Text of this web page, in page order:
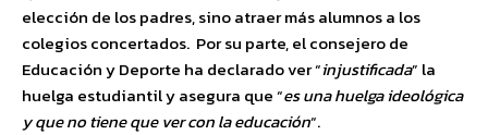
elección de los padres, sino atraer más alumnos a los
colegios concertados. Por su parte, el consejero de
Educación y Deporte ha declarado ver “injustificada” la
huelga estudiantil y asegura que “es una huelga ideológica
y que no tiene que ver con la educación“.